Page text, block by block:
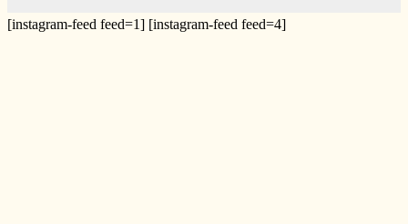
[instagram-feed feed=1] [instagram-feed feed=4]